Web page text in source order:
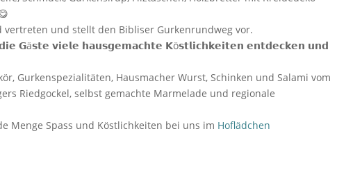
und stellt den Bibliser Gurkenrundweg vor.
𝗚ä𝘀𝘁𝗲 𝘃𝗶𝗲𝗹𝗲 𝗵𝗮𝘂𝘀𝗴𝗲𝗺𝗮𝗰𝗵𝘁𝗲 𝗞ö𝘀𝘁𝗹𝗶𝗰𝗵𝗸𝗲𝗶𝘁𝗲𝗻 𝗲𝗻𝘁𝗱𝗲𝗰𝗸𝗲𝗻 𝘂𝗻𝗱
Gurkenspezialitäten, Hausmacher Wurst, Schinken und Salami vom
Riedgockel, selbst gemachte Marmelade und regionale
Menge Spass und Köstlichkeiten bei uns im Hoflädchen